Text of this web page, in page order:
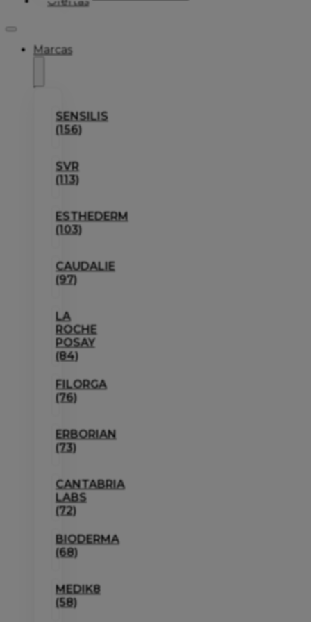
Marcas
SENSILIS
(156)
SVR
(113)
ESTHEDERM
(103)
CAUDALIE
(97)
LA
ROCHE
POSAY
(84)
FILORGA
(76)
ERBORIAN
(73)
CANTABRIA
LABS
(72)
BIODERMA
(68)
MEDIK8
(58)